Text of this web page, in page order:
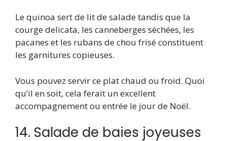
Le quinoa sert de lit de salade tandis que la
courge delicata, les canneberges séchées, les
pacanes et les rubans de chou frisé constituent
les garnitures copieuses.
Vous pouvez servir ce plat chaud ou froid. Quoi
qu’il en soit, cela ferait un excellent
accompagnement ou entrée le jour de Noël.
14. Salade de baies joyeuses